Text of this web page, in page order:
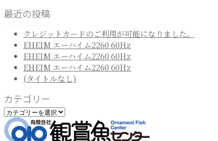
最近の投稿
クレジットカードのご利用が可能になりました。
EHEIM エーハイム2260 60Hz
EHEIM エーハイム2260 60Hz
EHEIM エーハイム2260 60Hz
(タイトルなし)
カテゴリー
カ
テ
ゴ